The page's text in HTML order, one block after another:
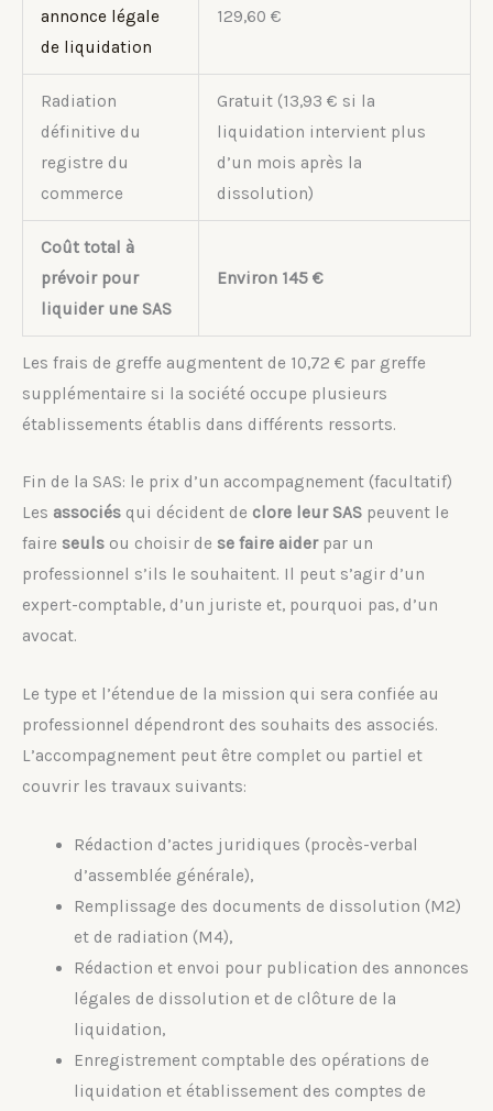
annonce légale
de liquidation
129,60 €
Radiation
définitive du
registre du
commerce
Gratuit (13,93 € si la
liquidation intervient plus
d’un mois après la
dissolution)
Coût total à
prévoir pour
liquider une SAS
Environ 145 €
Les frais de greffe augmentent de 10,72 € par greffe
supplémentaire si la société occupe plusieurs
établissements établis dans différents ressorts.
Fin de la SAS: le prix d’un accompagnement (facultatif)
Les associés qui décident de clore leur SAS peuvent le
faire seuls ou choisir de se faire aiderpar un
professionnel s’ils le souhaitent. Il peut s’agir d’un
expert-comptable, d’un juriste et, pourquoi pas, d’un
avocat.
Le type et l’étendue de la mission qui sera confiée au
professionnel dépendront des souhaits des associés.
L’accompagnement peut être complet ou partiel et
couvrir les travaux suivants:
Rédaction d’actes juridiques (procès-verbal
d’assemblée générale),
Remplissage des documents de dissolution (M2)
et de radiation (M4),
Rédaction et envoi pour publication des annonces
légales de dissolution et de clôture de la
liquidation,
Enregistrement comptable des opérations de
liquidation et établissement des comptes de